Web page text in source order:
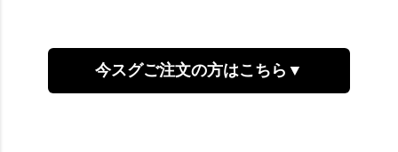
今スグご注文の方はこちら▼